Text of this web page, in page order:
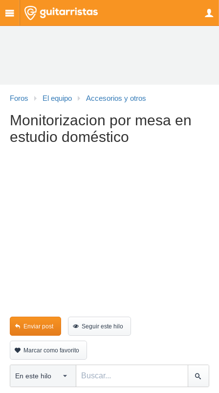
Foros El equipo Accesorios y otros
Monitorizacion por mesa en
estudio doméstico
Enviar post Seguir este hilo
Marcar como favorito